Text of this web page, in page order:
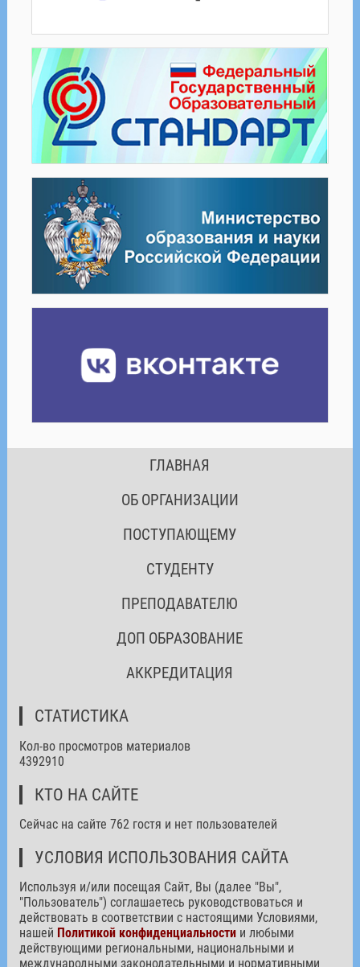
ГЛАВНАЯ
ОБ ОРГАНИЗАЦИИ
ПОСТУПАЮЩЕМУ
СТУДЕНТУ
ПРЕПОДАВАТЕЛЮ
ДОП ОБРАЗОВАНИЕ
АККРЕДИТАЦИЯ
СТАТИСТИКА
Кол-во просмотров материалов
4392910
КТО НА САЙТЕ
Сейчас на сайте 762 гостя и нет пользователей
УСЛОВИЯ ИСПОЛЬЗОВАНИЯ САЙТА
Используя и/или посещая Сайт, Вы (далее "Вы",
"Пользователь") соглашаетесь руководствоваться и
действовать в соответствии с настоящими Условиями,
нашей Политикой конфиденциальностии любыми
действующими региональными, национальными и
международными законодательными и нормативными